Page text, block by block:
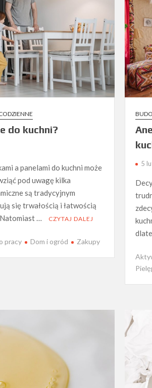
do kuchni?
a panelami do kuchni może
pod uwagę kilka
są tradycyjnym
się trwałością i łatwością
…
CZYTAJ DALEJ
pracy Dom i ogród Zakupy
5